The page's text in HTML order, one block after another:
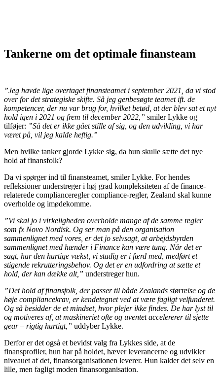
Tankerne om det optimale finansteam
”Jeg havde lige overtaget finansteamet i september 2021, da vi stod
over for det strategiske skifte. Så jeg genbesøgte teamet ift. de
kompetencer, der nu var brug for, hvilket betød, at der blev sat et nyt
hold igen i 2021 og frem til december 2022,” smiler Lykke og
tilføjer: ”Så det er ikke gået stille af sig, og den udvikling, vi har
været på, vil jeg kalde heftig.”
Men hvilke tanker gjorde Lykke sig, da hun skulle sætte det nye
hold af finansfolk?
Da vi spørger ind til finansteamet, smiler Lykke. For hendes
refleksioner understreger i høj grad kompleksiteten af de finance-
relaterede complianceregler compliance-regler, Zealand skal kunne
overholde og imødekomme.
”Vi skal jo i virkeligheden overholde mange af de samme regler
som fx Novo Nordisk. Og ser man på den organisation
sammenlignet med vores, er det jo selvsagt, at arbejdsbyrden
sammenlignet med hænder i Finance kan være tung. Når det er
sagt, har den hurtige vækst, vi stadig er i færd med, medført et
stigende rekrutteringsbehov. Og det er en udfordring at sætte et
hold, der kan dække alt,” understreger hun.
”Det hold af finansfolk, der passer til både Zealands størrelse og de
høje compliancekrav, er kendetegnet ved at være fagligt velfunderet.
Og så besidder de et mindset, hvor plejer ikke findes. De har lyst til
og motiveres af, at maskineriet ofte og uventet accelererer til sjette
gear – rigtig hurtigt,” uddyber Lykke.
Derfor er det også et bevidst valg fra Lykkes side, at de
finansprofiler, hun har på holdet, hæver leverancerne og udvikler
niveauet af det, finansorganisationen leverer. Hun kalder det selv en
lille, men fagligt moden finansorganisation.